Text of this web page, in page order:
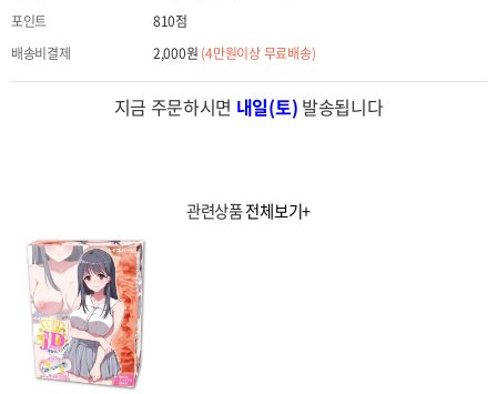
포인트
810점
배송비결제
2,000원 (4만원이상 무료배송)
지금 주문하시면 내일(토) 발송됩니다
관련상품전체보기+